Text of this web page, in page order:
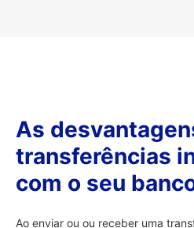
As
transferências
com o seu
Ao enviar ou ou receber uma